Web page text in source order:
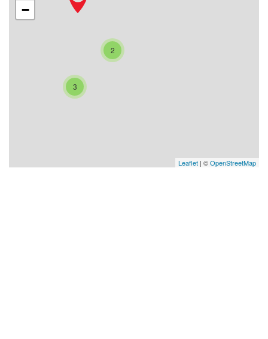
2
3
−
Leaflet | ©OpenStreetMap